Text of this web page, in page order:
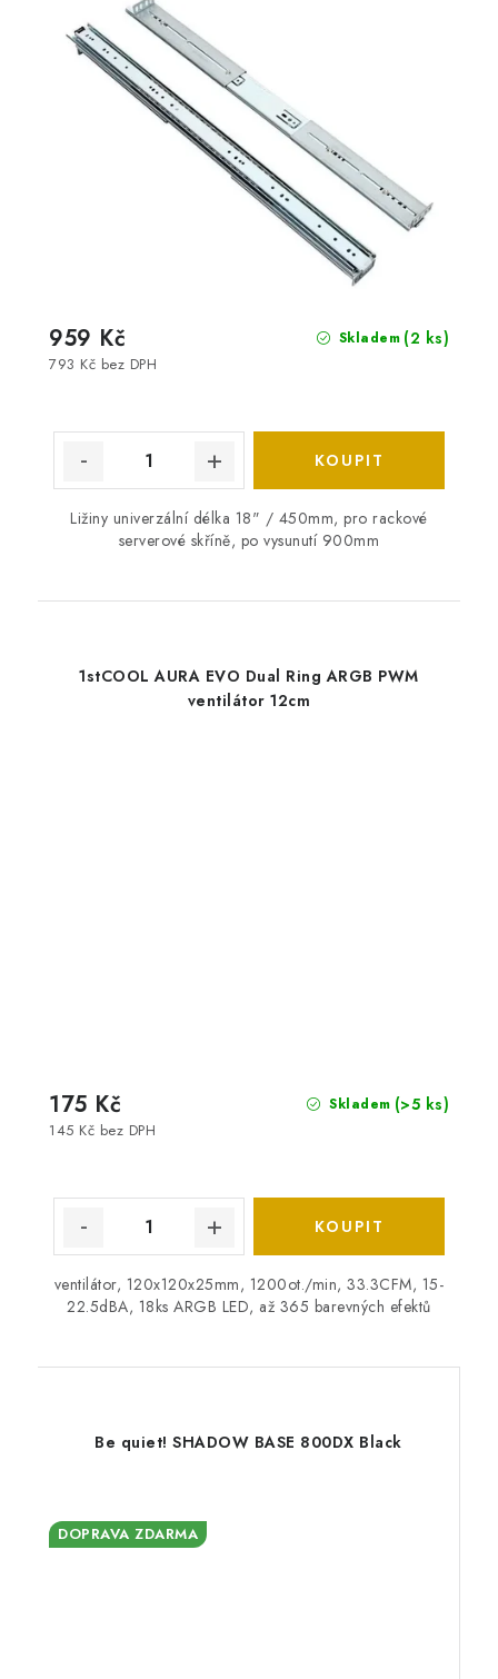
Skladem (2 ks)
793 Kč bez DPH
959 Kč
Ližiny univerzální délka 18" / 450mm, pro rackové
serverové skříně, po vysunutí 900mm
1stCOOL AURA EVO Dual Ring ARGB PWM
ventilátor 12cm
Skladem (>5 ks)
145 Kč bez DPH
175 Kč
ventilátor, 120x120x25mm, 1200ot./min, 33.3CFM, 15-
22.5dBA, 18ks ARGB LED, až 365 barevných efektů
Be quiet! SHADOW BASE 800DX Black
DOPRAVA ZDARMA